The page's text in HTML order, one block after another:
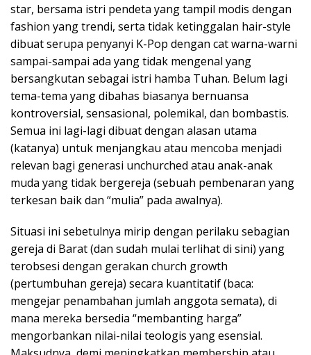
star, bersama istri pendeta yang tampil modis dengan
fashion yang trendi, serta tidak ketinggalan hair-style
dibuat serupa penyanyi K-Pop dengan cat warna-warni
sampai-sampai ada yang tidak mengenal yang
bersangkutan sebagai istri hamba Tuhan. Belum lagi
tema-tema yang dibahas biasanya bernuansa
kontroversial, sensasional, polemikal, dan bombastis.
Semua ini lagi-lagi dibuat dengan alasan utama
(katanya) untuk menjangkau atau mencoba menjadi
relevan bagi generasi unchurched atau anak-anak
muda yang tidak bergereja (sebuah pembenaran yang
terkesan baik dan “mulia” pada awalnya).
Situasi ini sebetulnya mirip dengan perilaku sebagian
gereja di Barat (dan sudah mulai terlihat di sini) yang
terobsesi dengan gerakan church growth
(pertumbuhan gereja) secara kuantitatif (baca:
mengejar penambahan jumlah anggota semata), di
mana mereka bersedia “membanting harga”
mengorbankan nilai-nilai teologis yang esensial.